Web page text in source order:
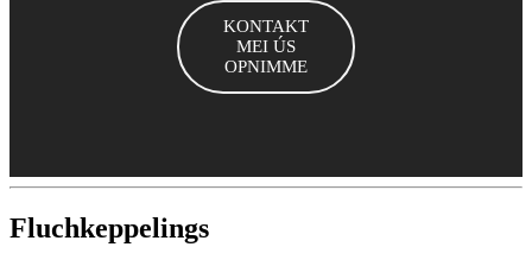
KONTAKT
MEI ÚS
OPNIMME
Fluchkeppelings